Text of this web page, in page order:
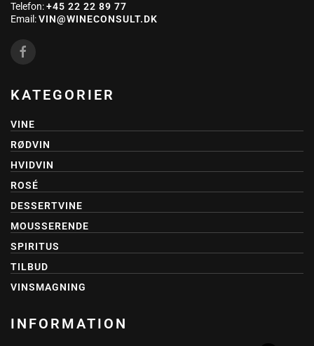
Telefon:+45 22 22 89 77
Email:VIN@WINECONSULT.DK
KATEGORIER
VINE
RØDVIN
HVIDVIN
ROSÉ
DESSERTVINE
MOUSSERENDE
SPIRITUS
TILBUD
VINSMAGNING
INFORMATION